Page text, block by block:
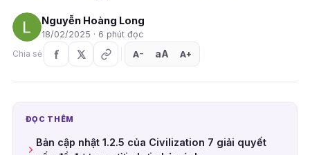
Nguyễn Hoàng Long
18/02/2025 · 6 phút đọc
Chia sẻ
A− aA A+
ĐỌC THÊM
Bản cập nhật 1.2.5 của Civilization 7 giải quyết